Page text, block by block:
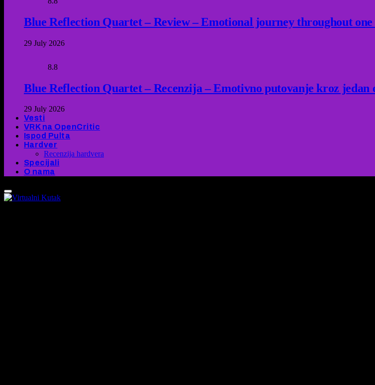
Blue Reflection Quartet – Review – Emotional journey throughout
29 July 2026
8.8
Blue Reflection Quartet – Recenzija – Emotivno putovanje kroz
29 July 2026
Vesti
VRK na OpenCritic
Ispod Pulta
Hardver
Recenzija hardvera
Specijali
O nama